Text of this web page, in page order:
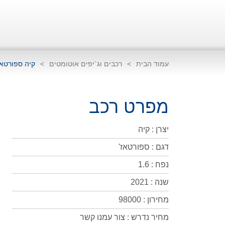
עמוד הבית > רכבים וג´יפים אוטומטים > קיה
מפרט רכב
יצרן : קיה
דגם : ספורטאז'
נפח : 1.6
שנה : 2021
מחירון : 98000
מחיר נדרש : צור עמנו קשר